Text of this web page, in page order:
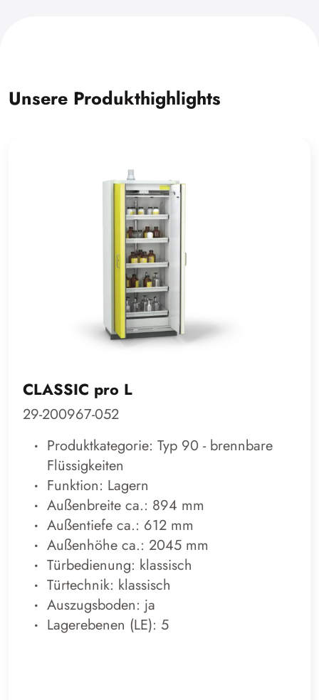
Unsere Produkthighlights
CLASSIC pro L
29-200967-052
Produktkategorie: Typ 90 - brennbare
Flüssigkeiten
Funktion: Lagern
Außenbreite ca.: 894 mm
Außentiefe ca.: 612 mm
Außenhöhe ca.: 2045 mm
Türbedienung: klassisch
Türtechnik: klassisch
Auszugsboden: ja
Lagerebenen (LE): 5